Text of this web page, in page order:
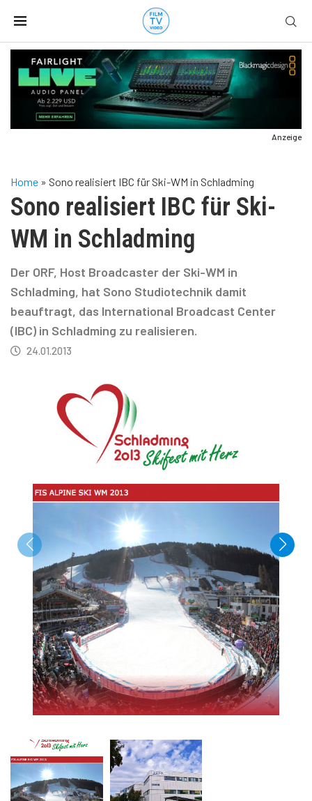
Anzeige
Home » Sono realisiert IBC für Ski-WM in Schladming
Sono realisiert IBC für Ski-
WM in Schladming
Der ORF, Host Broadcaster der Ski-WM in
Schladming, hat Sono Studiotechnik damit
beauftragt, das International Broadcast Center
(IBC) in Schladming zu realisieren.
24.01.2013